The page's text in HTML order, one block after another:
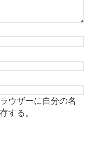
ウザーに自分の名
する。